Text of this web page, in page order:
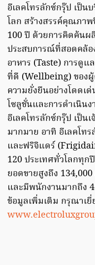
อีเลคโทรลักซ์กรุ๊ป เป็น
โลก สร้างสรรค์คุณภา
100 ปี ด้วยการคิดค้น
ประสบการณ์ที่สอดคล้อ
อาหาร (Taste) การดูแ
ที่ดี (Wellbeing) ของ
ความยั่งยืนอย่างโดดเ
โซลูชั่นและการดำเนิน
อีเลคโทรลักซ์กรุ๊ป เป็น
มากมาย อาทิ อีเลคโท
และฟริจิแดร์
120 ประเทศทั่วโลกทุก
ยอดขายสูงถึง
และมีพนักงานมากถึง
ข้อมูลเพิ่มเติม กรุณาเยี่